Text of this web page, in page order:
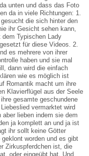
unten und dass das Foto
da in viele Richtungen: 1.
die sich hinter den
ihr Gesicht sehen kann,
dem Typischen Lady
für diese Videos. 2.
es mehrere von ihrer
haben und sie mal
dann wird die einfach
wie es möglich ist
Romantik macht um ihre
Klavierflügel aus der Seele
gesamte geschundene
vermarktet wird
lieben indem sie dem
ja komplett an und ja ist
ihr sollt keine Götter
worden und es gibt
Zirkuspferdchen ist, die
oder eingeübt hat. Und